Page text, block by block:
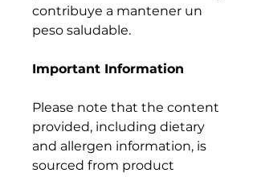
contribuye a mantener un
peso saludable.
Important Information
Please note that the content
provided, including dietary
and allergen information, is
sourced from product